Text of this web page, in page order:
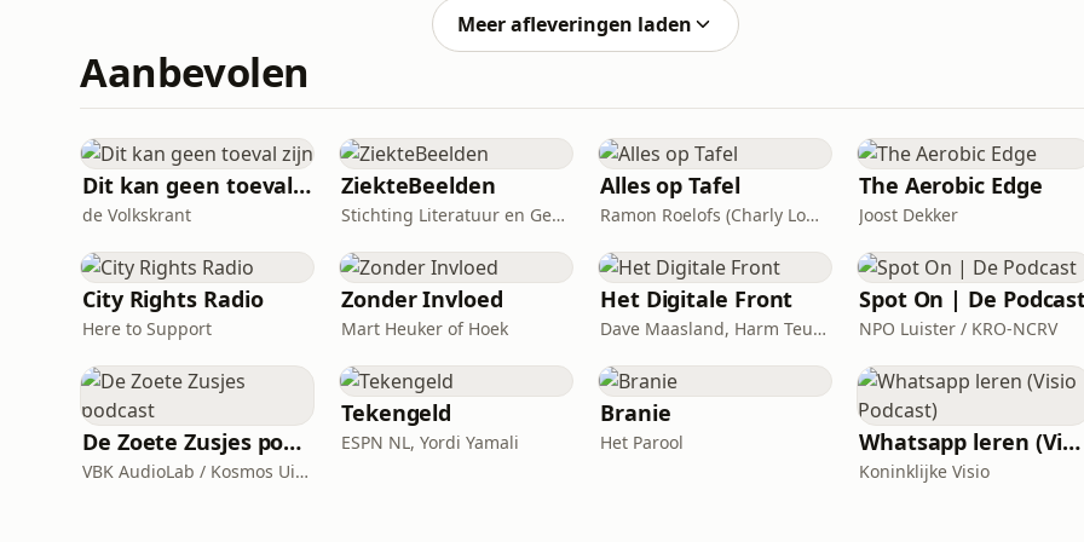
eindoordeel ligt in handen van
Meer afleveringen laden
Aanbevolen
Dit kan geen toeval zijn
de Volkskrant
ZiekteBeelden
Stichting Literatuur en Geneeskunde
Alles op Tafel
Ramon Roelofs (Charly Lownoise)
The Aerobic Edge
Joost Dekker
City Rights Radio
Here to Support
Zonder Invloed
Mart Heuker of Hoek
Het Digitale Front
Dave Maasland, Harm Teunis / Corti Media
Spot On | De
NPO Luister / KRO-NCRV
De Zoete Zusjes podcast
VBK AudioLab / Kosmos Uitgevers
Tekengeld
ESPN NL, Yordi Yamali
Branie
Het Parool Whatsapp leren (Visio Podcast)
Koninklijke Visio